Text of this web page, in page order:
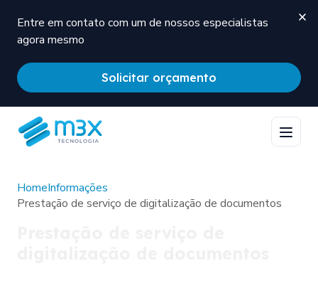
Entre em contato com um de nossos especialistas
agora mesmo
Solicitar orçamento
HomeInformações
Prestação de serviço de digitalização de documentos